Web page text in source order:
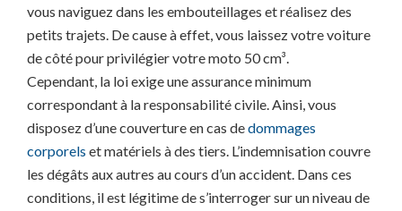
vous naviguez dans les embouteillages et réalisez des
petits trajets. De cause à effet, vous laissez votre voiture
de côté pour privilégier votre moto 50 cm³.
Cependant, la loi exige une assurance minimum
correspondant à la responsabilité civile. Ainsi, vous
disposez d’une couverture en cas dedommages
corporels et matériels à des tiers. L’indemnisation couvre
les dégâts aux autres au cours d’un accident. Dans ces
conditions, il est légitime de s’interroger sur un niveau de